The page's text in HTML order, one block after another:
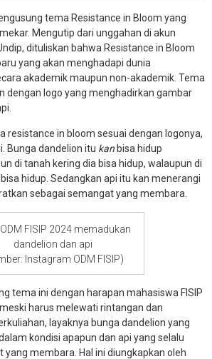
tema Resistance in Bloom yang
Mengutip dari unggahan di akun
dituliskan bahwa Resistance in Bloom
yang akan menghadapi dunia
akademik maupun non-akademik. Tema
dengan logo yang menghadirkan gambar
resistance in bloom sesuai dengan logonya,
Bunga dandelion itu kanbisa hidup
di tanah kering dia bisa hidup, walaupun di
hidup. Sedangkan api itu kan menerangi
sebagai semangat yang membara.
ODM FISIP 2024 memadukan
dandelion dan api
Instagram ODM FISIP)
tema ini dengan harapan mahasiswa FISIP
harus melewati rintangan dan
layaknya bunga dandelion yang
kondisi apapun dan api yang selalu
membara. Hal ini diungkapkan oleh